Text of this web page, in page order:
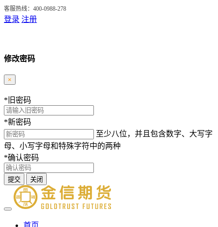
客服热线：400-0988-278
登录 注册
修改密码
×
* 旧密码
*新密码
至少八位，并且包含数字、大写字
母、小写字母和特殊字符中的两种
*确认密码
提交 关闭
首页